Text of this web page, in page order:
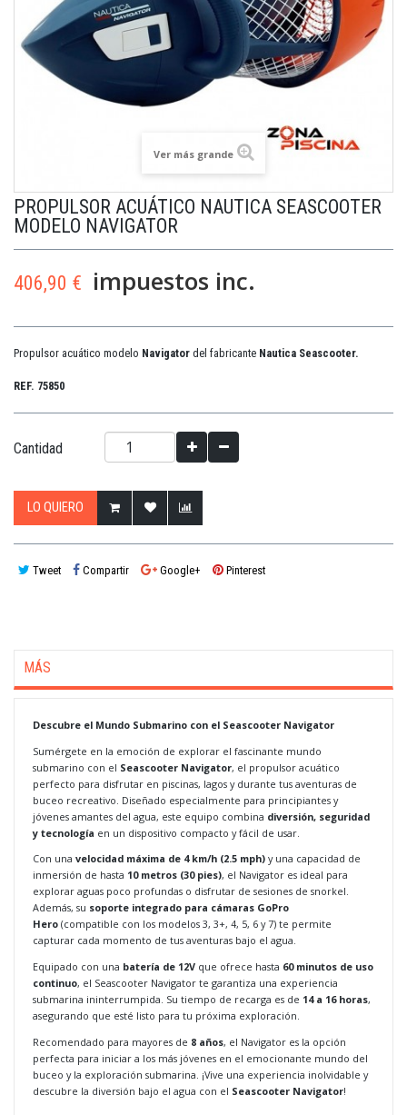
Ver más grande
PROPULSOR ACUÁTICO NAUTICA SEASCOOTER
MODELO NAVIGATOR
406,90 € impuestos inc.
Propulsor acuático modelo Navigator del fabricante Nautica Seascooter.
REF. 75850
Cantidad
LO QUIERO
Tweet Compartir Google+ Pinterest
MÁS
Descubre el Mundo Submarino con el Seascooter Navigator
Sumérgete en la emoción de explorar el fascinante mundo
submarino con el Seascooter Navigator, el propulsor acuático
perfecto para disfrutar en piscinas, lagos y durante tus aventuras de
buceo recreativo. Diseñado especialmente para principiantes y
jóvenes amantes del agua, este equipo combina diversión, seguridad
y tecnología en un dispositivo compacto y fácil de usar.
Con una velocidad máxima de 4 km/h (2.5 mph) y una capacidad de
inmersión de hasta 10 metros (30 pies), el Navigator es ideal para
explorar aguas poco profundas o disfrutar de sesiones de snorkel.
Además, su soporte integrado para cámaras GoPro
Hero (compatible con los modelos 3, 3+, 4, 5, 6 y 7) te permite
capturar cada momento de tus aventuras bajo el agua.
Equipado con una batería de 12V que ofrece hasta 60 minutos de uso
continuo, el Seascooter Navigator te garantiza una experiencia
submarina ininterrumpida. Su tiempo de recarga es de 14 a 16 horas,
asegurando que esté listo para tu próxima exploración.
Recomendado para mayores de 8 años, el Navigator es la opción
perfecta para iniciar a los más jóvenes en el emocionante mundo del
buceo y la exploración submarina. ¡Vive una experiencia inolvidable y
descubre la diversión bajo el agua con el Seascooter Navigator!